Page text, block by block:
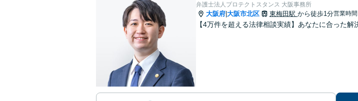
弁護士法人プロテクトスタンス 大阪事務所
大阪府 大阪市北区 東梅田駅 から徒歩1分営業時
【4万件を超える法律相談実績】あなたに合った